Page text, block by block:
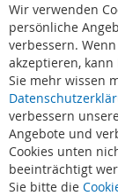
Suchbegriffe
Wir verwenden
persönliche
verbessern.
akzeptieren,
Sie mehr wissen
verbessern
Angebote und
Cookies unten
beeinträchtigt
Sie bitte die